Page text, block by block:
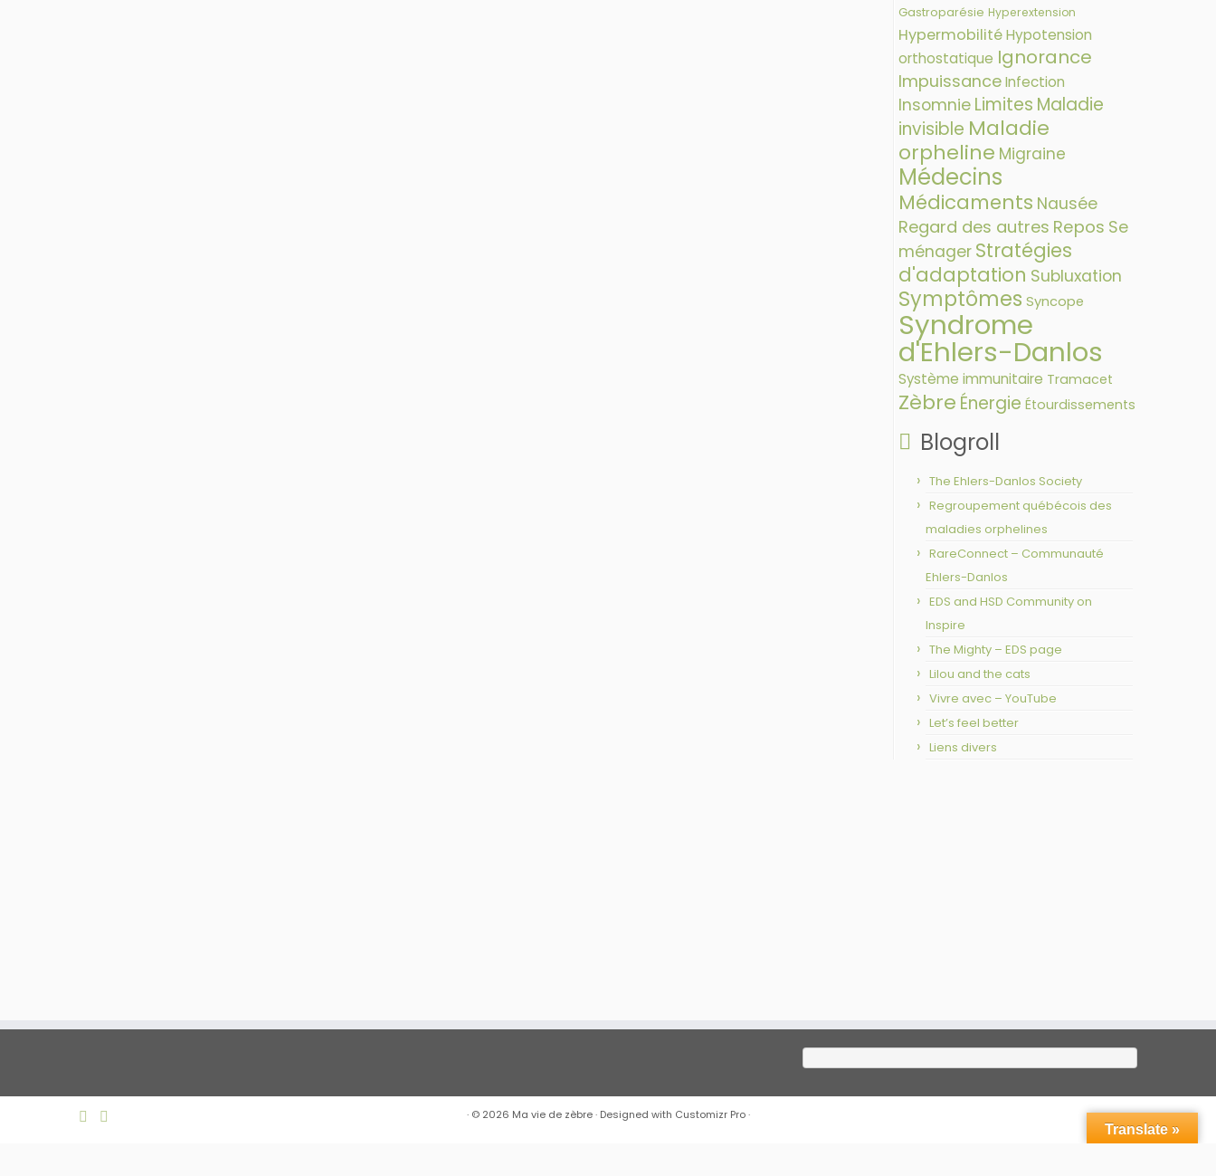
Gastroparésie Hyperextension
HypermobilitéHypotension
orthostatique Ignorance
ImpuissanceInfection
Insomnie Limites Maladie
invisible Maladie
orpheline Migraine
Médecins
Médicaments Nausée
Regard des autres Repos Se
ménager Stratégies
d'adaptation Subluxation
Symptômes Syncope
Syndrome
d'Ehlers-Danlos
Système immunitaire Tramacet
Zèbre Énergie Étourdissements
Blogroll
The Ehlers-Danlos Society
Regroupement québécois des
maladies orphelines
RareConnect – Communauté
Ehlers-Danlos
EDS and HSD Community on
Inspire
The Mighty – EDS page
Lilou and the cats
Vivre avec – YouTube
Let’s feel better
Liens divers
· © 2026 Ma vie de zèbre· Designed with Customizr Pro·
Translate »